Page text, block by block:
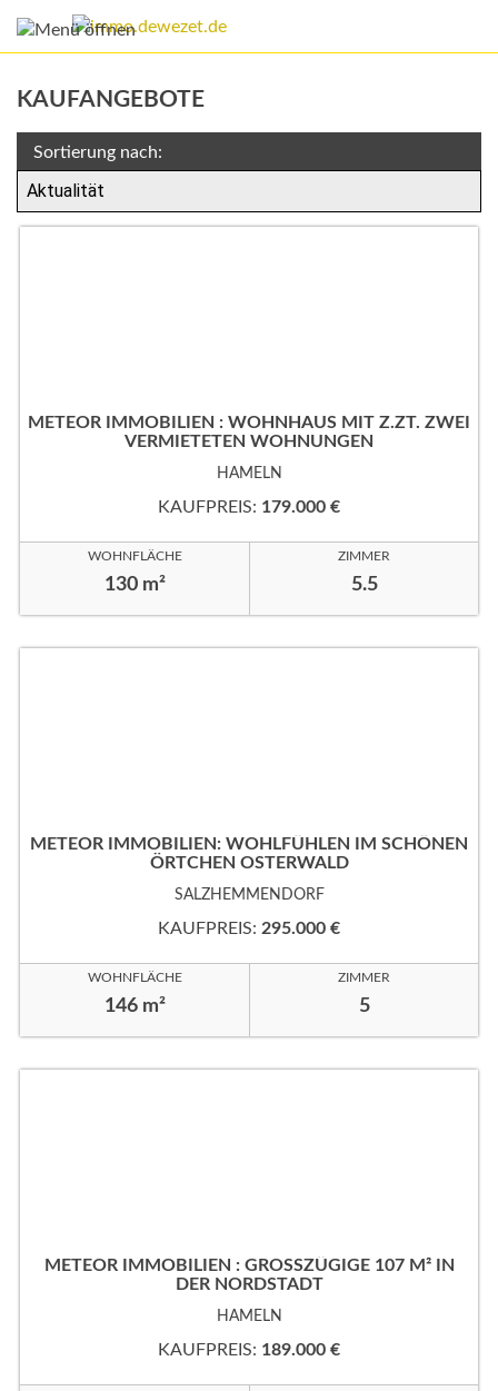
KAUFANGEBOTE
Sortierung nach:
METEOR IMMOBILIEN : WOHNHAUS MIT Z.ZT. ZWEI
VERMIETETEN WOHNUNGEN
HAMELN
KAUFPREIS: 179.000 €
WOHNFLÄCHE
130 m²
ZIMMER
5.5
METEOR IMMOBILIEN: WOHLFÜHLEN IM SCHÖNEN
ÖRTCHEN OSTERWALD
SALZHEMMENDORF
KAUFPREIS: 295.000 €
WOHNFLÄCHE
146 m²
ZIMMER
5
METEOR IMMOBILIEN : GROSSZÜGIGE 107 M² IN
DER NORDSTADT
HAMELN
KAUFPREIS: 189.000 €